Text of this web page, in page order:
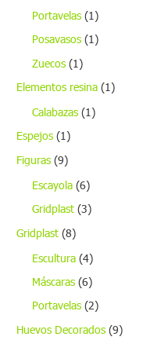
Portavelas (1)
Posavasos (1)
Zuecos (1)
Elementos resina (1)
Calabazas (1)
Espejos (1)
Figuras (9)
Escayola (6)
Gridplast (3)
Gridplast (8)
Escultura (4)
Máscaras (6)
Portavelas (2)
Huevos Decorados (9)